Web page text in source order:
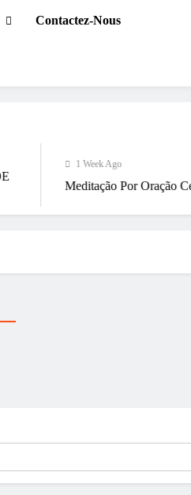
Contactez-Nous
Meditação Por Oração Centrante